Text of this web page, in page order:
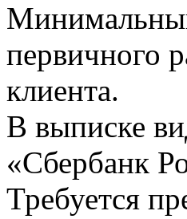
первичного
клиента.
В выписке
«Сбербанк
Требуется